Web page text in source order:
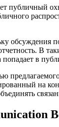
публичный
обсуждения
В
попадает в
на